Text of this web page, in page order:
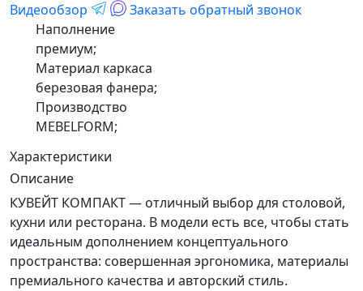
Видеообзор
Заказать обратный звонок
Наполнение
премиум;
Материал каркаса
березовая фанера;
Производство
MEBELFORM;
Характеристики
Описание
КУВЕЙТ КОМПАКТ — отличный выбор для столовой,
кухни или ресторана. В модели есть все, чтобы стать
идеальным дополнением концептуального
пространства: совершенная эргономика, материалы
премиального качества и авторский стиль.